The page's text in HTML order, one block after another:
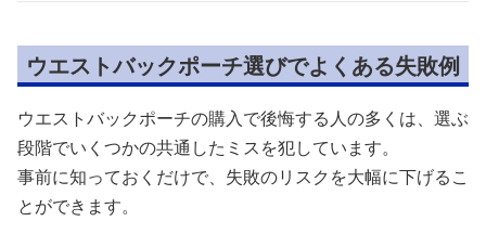
ウエストバックポーチ選びでよくある失敗例
ウエストバックポーチの購入で後悔する人の多くは、選ぶ
段階でいくつかの共通したミスを犯しています。
事前に知っておくだけで、失敗のリスクを大幅に下げるこ
とができます。